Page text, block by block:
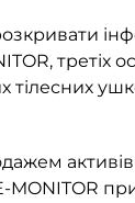
тілесних